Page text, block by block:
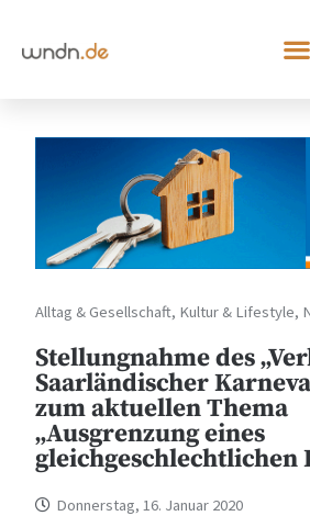
Alltag & Gesellschaft, Kultur & Lifestyle,
Stellungnahme des
Saarländischer
zum aktuellen Thema
„Ausgrenzung eines
gleichgeschlechtlichen
Donnerstag, 16. Januar 2020